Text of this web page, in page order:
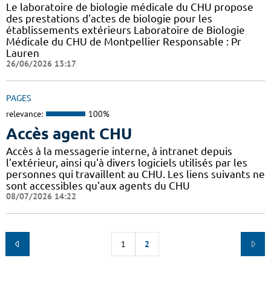
Le laboratoire de biologie médicale du CHU propose
des prestations d'actes de biologie pour les
établissements extérieurs Laboratoire de Biologie
Médicale du CHU de Montpellier Responsable : Pr
Lauren
26/06/2026 13:17
PAGES
relevance: 100%
Accès agent CHU
Accès à la messagerie interne, à intranet depuis
l'extérieur, ainsi qu'à divers logiciels utilisés par les
personnes qui travaillent au CHU. Les liens suivants ne
sont accessibles qu'aux agents du CHU
08/07/2026 14:22
1 2